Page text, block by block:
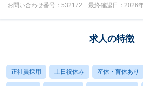
お問い合わせ番号：532172 最終確認日：2026
求人の特徴
正社員採用 土日祝休み 産休・育休あり